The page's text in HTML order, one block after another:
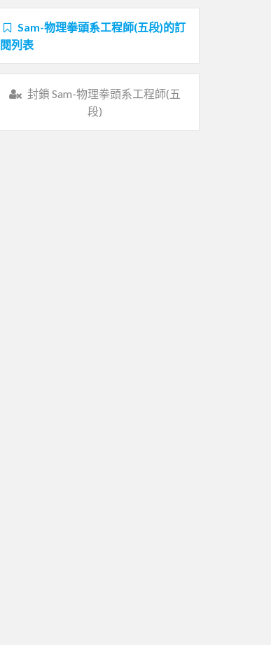
Sam-物理拳頭系工程師(五段)的訂
閱列表
封鎖 Sam-物理拳頭系工程師(五
段)